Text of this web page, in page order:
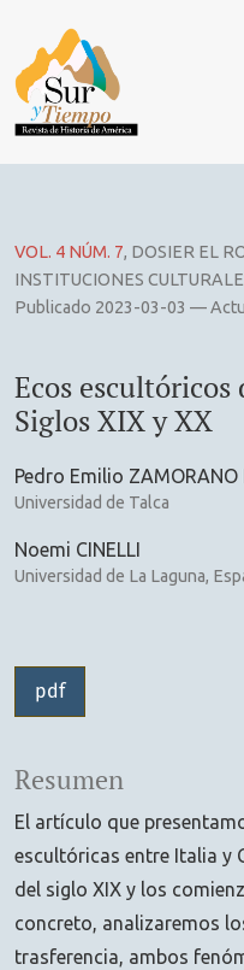
VOL. 4 NÚM. 7, DOSIER EL
INSTITUCIONES
Ecos escultóricos
Siglos XIX y XX
Publicado 2023-03-03 —
Pedro Emilio ZAMORANO
Universidad de Talca
Noemi CINELLI
Universidad de La Laguna,
pdf
Resumen
El artículo que
escultóricas entre Italia y
del siglo XIX y los
concreto, analizaremos
trasferencia, ambos